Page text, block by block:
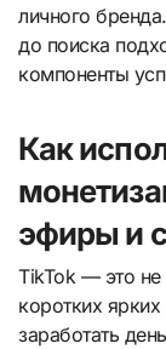
личного
до поиска
компоненты
Как
эфиры и
TikTok — это не
коротких
заработать